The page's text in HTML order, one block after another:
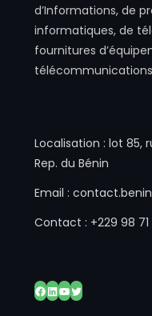
d’Informations, de
informatiques, de
fournitures
Localisation : lot 85,
Rep. du Bénin
Email :
Contact : +229 98